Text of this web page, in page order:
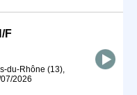
F
du-Rhône (13),
07/2026